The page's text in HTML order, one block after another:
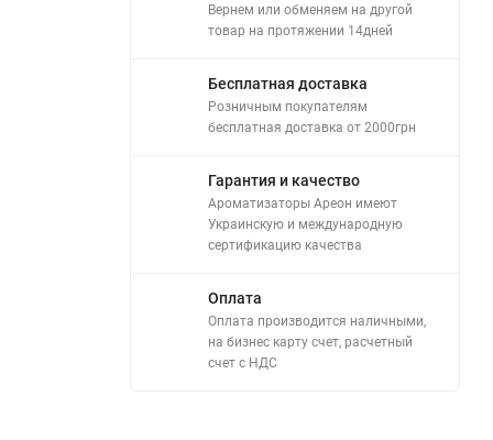
Вернем или обменяем на другой
товар на протяжении 14дней
Бесплатная доставка
Розничным покупателям
бесплатная доставка от 2000грн
Гарантия и качество
Ароматизаторы Ареон имеют
Украинскую и международную
сертификацию качества
Оплата
Оплата производится наличными,
на бизнес карту счет, расчетный
счет с НДС